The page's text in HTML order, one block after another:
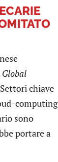
Global
chiave
computing
sono
portare a